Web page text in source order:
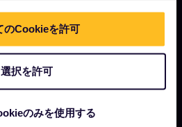
のCookieを許可
選択を許可
のみを使用する